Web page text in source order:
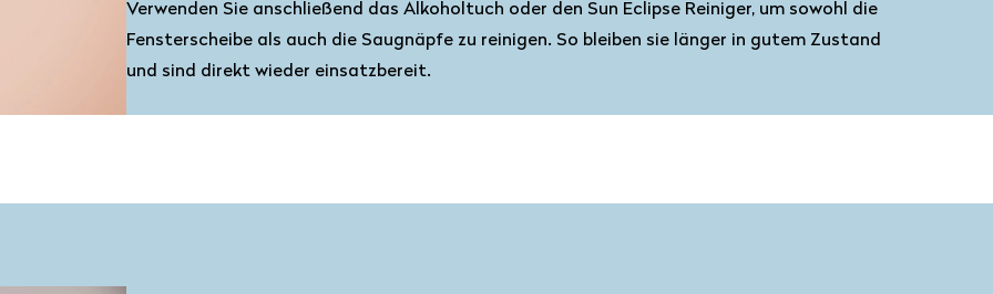
Verwenden Sie anschließend das Alkoholtuch oder den Sun Eclipse Reiniger, um sowohl die
Fensterscheibe als auch die Saugnäpfe zu reinigen. So bleiben sie länger in gutem Zustand
und sind direkt wieder einsatzbereit.